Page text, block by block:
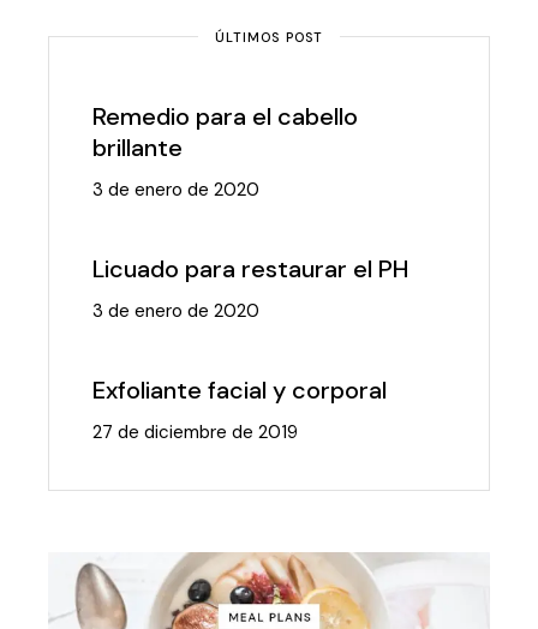
ÚLTIMOS POST
Remedio para el cabello
brillante
3 de enero de 2020
Licuado para restaurar el PH
3 de enero de 2020
Exfoliante facial y corporal
27 de diciembre de 2019